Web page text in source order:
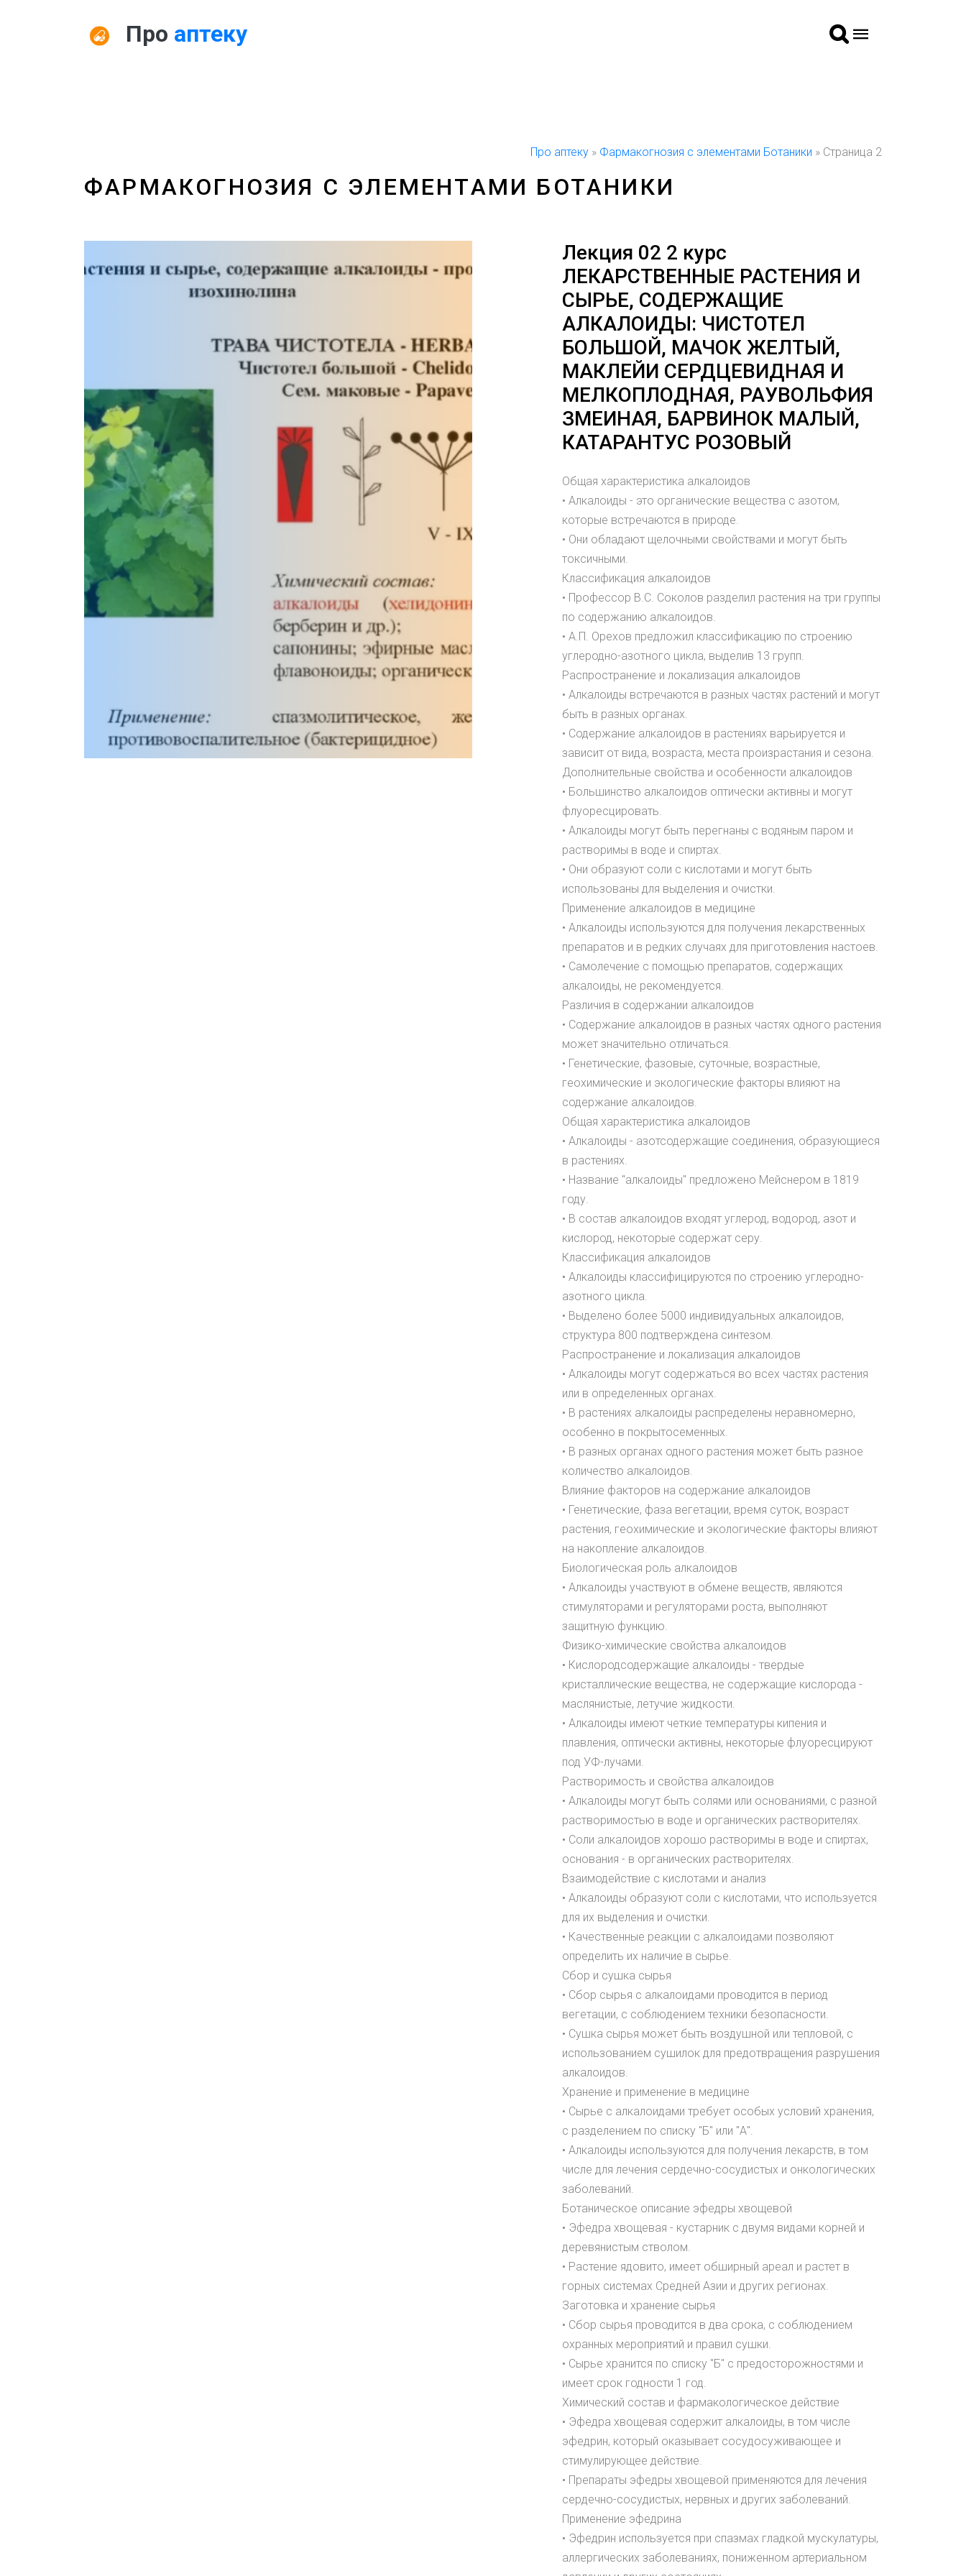
Про аптеку
Про аптеку » Фармакогнозия с элементами Ботаники » Страница 2
ФАРМАКОГНОЗИЯ С ЭЛЕМЕНТАМИ БОТАНИКИ
Лекция 02 2 курс
ЛЕКАРСТВЕННЫЕ РАСТЕНИЯ И
СЫРЬЕ, СОДЕРЖАЩИЕ
АЛКАЛОИДЫ: ЧИСТОТЕЛ
БОЛЬШОЙ, МАЧОК ЖЕЛТЫЙ,
МАКЛЕЙИ СЕРДЦЕВИДНАЯ И
МЕЛКОПЛОДНАЯ, РАУВОЛЬФИЯ
ЗМЕИНАЯ, БАРВИНОК МАЛЫЙ,
КАТАРАНТУС РОЗОВЫЙ
Общая характеристика алкалоидов
• Алкалоиды - это органические вещества с азотом,
которые встречаются в природе.
• Они обладают щелочными свойствами и могут быть
токсичными.
Классификация алкалоидов
• Профессор В.С. Соколов разделил растения на три группы
по содержанию алкалоидов.
• А.П. Орехов предложил классификацию по строению
углеродно-азотного цикла, выделив 13 групп.
Распространение и локализация алкалоидов
• Алкалоиды встречаются в разных частях растений и могут
быть в разных органах.
• Содержание алкалоидов в растениях варьируется и
зависит от вида, возраста, места произрастания и сезона.
Дополнительные свойства и особенности алкалоидов
• Большинство алкалоидов оптически активны и могут
флуоресцировать.
• Алкалоиды могут быть перегнаны с водяным паром и
растворимы в воде и спиртах.
• Они образуют соли с кислотами и могут быть
использованы для выделения и очистки.
Применение алкалоидов в медицине
• Алкалоиды используются для получения лекарственных
препаратов и в редких случаях для приготовления настоев.
• Самолечение с помощью препаратов, содержащих
алкалоиды, не рекомендуется.
Различия в содержании алкалоидов
• Содержание алкалоидов в разных частях одного растения
может значительно отличаться.
• Генетические, фазовые, суточные, возрастные,
геохимические и экологические факторы влияют на
содержание алкалоидов.
Общая характеристика алкалоидов
• Алкалоиды - азотсодержащие соединения, образующиеся
в растениях.
• Название "алкалоиды" предложено Мейснером в 1819
году.
• В состав алкалоидов входят углерод, водород, азот и
кислород, некоторые содержат серу.
Классификация алкалоидов
• Алкалоиды классифицируются по строению углеродно-
азотного цикла.
• Выделено более 5000 индивидуальных алкалоидов,
структура 800 подтверждена синтезом.
Распространение и локализация алкалоидов
• Алкалоиды могут содержаться во всех частях растения
или в определенных органах.
• В растениях алкалоиды распределены неравномерно,
особенно в покрытосеменных.
• В разных органах одного растения может быть разное
количество алкалоидов.
Влияние факторов на содержание алкалоидов
• Генетические, фаза вегетации, время суток, возраст
растения, геохимические и экологические факторы влияют
на накопление алкалоидов.
Биологическая роль алкалоидов
• Алкалоиды участвуют в обмене веществ, являются
стимуляторами и регуляторами роста, выполняют
защитную функцию.
Физико-химические свойства алкалоидов
• Кислородсодержащие алкалоиды - твердые
кристаллические вещества, не содержащие кислорода -
маслянистые, летучие жидкости.
• Алкалоиды имеют четкие температуры кипения и
плавления, оптически активны, некоторые флуоресцируют
под УФ-лучами.
Растворимость и свойства алкалоидов
• Алкалоиды могут быть солями или основаниями, с разной
растворимостью в воде и органических растворителях.
• Соли алкалоидов хорошо растворимы в воде и спиртах,
основания - в органических растворителях.
Взаимодействие с кислотами и анализ
• Алкалоиды образуют соли с кислотами, что используется
для их выделения и очистки.
• Качественные реакции с алкалоидами позволяют
определить их наличие в сырье.
Сбор и сушка сырья
• Сбор сырья с алкалоидами проводится в период
вегетации, с соблюдением техники безопасности.
• Сушка сырья может быть воздушной или тепловой, с
использованием сушилок для предотвращения разрушения
алкалоидов.
Хранение и применение в медицине
• Сырье с алкалоидами требует особых условий хранения,
с разделением по списку "Б" или "А".
• Алкалоиды используются для получения лекарств, в том
числе для лечения сердечно-сосудистых и онкологических
заболеваний.
Ботаническое описание эфедры хвощевой
• Эфедра хвощевая - кустарник с двумя видами корней и
деревянистым стволом.
• Растение ядовито, имеет обширный ареал и растет в
горных системах Средней Азии и других регионах.
Заготовка и хранение сырья
• Сбор сырья проводится в два срока, с соблюдением
охранных мероприятий и правил сушки.
• Сырье хранится по списку "Б" с предосторожностями и
имеет срок годности 1 год.
Химический состав и фармакологическое действие
• Эфедра хвощевая содержит алкалоиды, в том числе
эфедрин, который оказывает сосудосуживающее и
стимулирующее действие.
• Препараты эфедры хвощевой применяются для лечения
сердечно-сосудистых, нервных и других заболеваний.
Применение эфедрина
• Эфедрин используется при спазмах гладкой мускулатуры,
аллергических заболеваниях, пониженном артериальном